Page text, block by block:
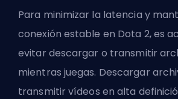
Para minimizar la latencia y
conexión estable en Dota 2, es
evitar descargar o transmitir
mientras juegas. Descargar
transmitir vídeos en alta